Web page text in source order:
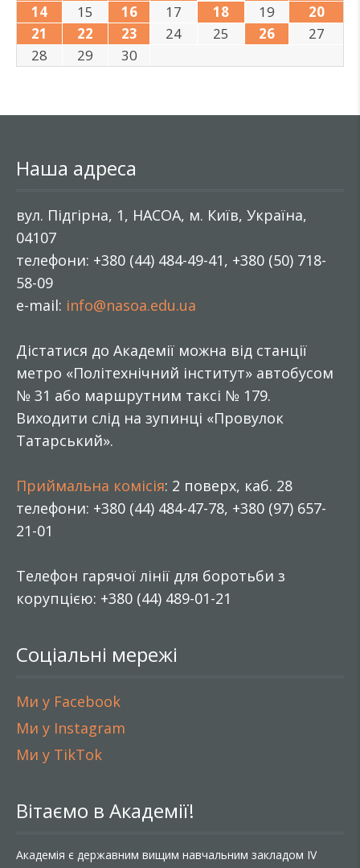
14
15 16 17 18 19
20
21
22 23 24 25 26
27
28
29 30
Наша адреса
вул. Підгірна, 1, НАСОА, м. Київ, Україна,
04107
телефони: +380 (44) 484-49-41, +380 (50) 718-
58-09
e-mail: info@nasoa.edu.ua
Дістатися до Академії можна від станції
метро «Політехнічний інститут» автобусом
№ 31 або маршрутним таксі № 179.
Виходити слід на зупинці «Провулок
Татарський».
Приймальна комісія: 2 поверх, каб. 28
телефони: +380 (44) 484-47-78, +380 (97) 657-
21-01
Телефон гарячої лінії для боротьби з
корупцією: +380 (44) 489-01-21
Соціальні мережі
Ми у Facebook
Ми у Instagram
Ми у TikTok
Вітаємо в Академії!
Академія є державним вищим навчальним закладом IV